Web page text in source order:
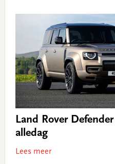
Land Rover
alledag
Lees meer